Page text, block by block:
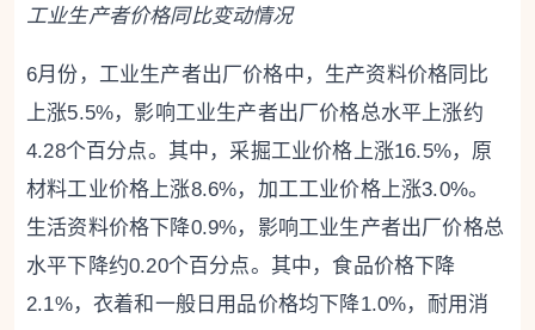
工业生产者价格同比变动情况
6月份，工业生产者出厂价格中，生产资料价格同比
上涨5.5%，影响工业生产者出厂价格总水平上涨约
4.28个百分点。其中，采掘工业价格上涨16.5%，原
材料工业价格上涨8.6%，加工工业价格上涨3.0%。
生活资料价格下降0.9%，影响工业生产者出厂价格总
水平下降约0.20个百分点。其中，食品价格下降
2.1%，衣着和一般日用品价格均下降1.0%，耐用消